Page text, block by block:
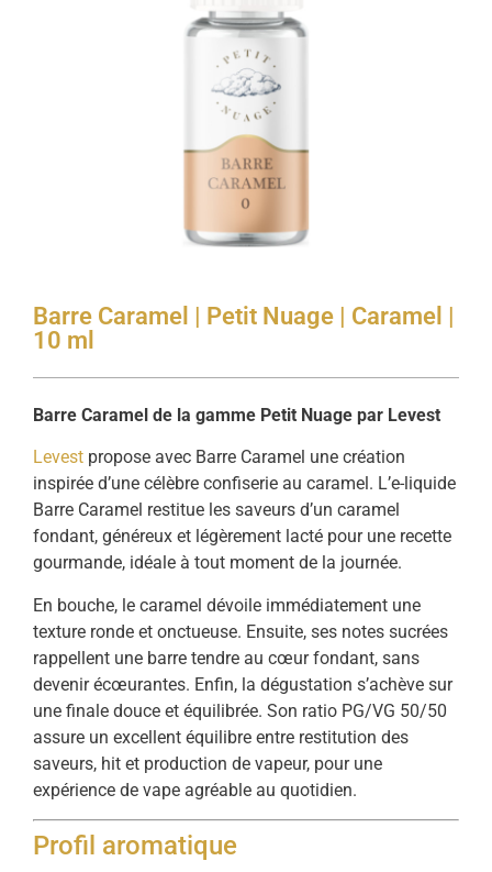
Barre Caramel | Petit Nuage | Caramel |
10 ml
Barre Caramel de la gamme Petit Nuage par Levest
Levest propose avec Barre Caramel une création
inspirée d’une célèbre confiserie au caramel. L’e-liquide
Barre Caramel restitue les saveurs d’un caramel
fondant, généreux et légèrement lacté pour une recette
gourmande, idéale à tout moment de la journée.
En bouche, le caramel dévoile immédiatement une
texture ronde et onctueuse. Ensuite, ses notes sucrées
rappellent une barre tendre au cœur fondant, sans
devenir écœurantes. Enfin, la dégustation s’achève sur
une finale douce et équilibrée. Son ratio PG/VG 50/50
assure un excellent équilibre entre restitution des
saveurs, hit et production de vapeur, pour une
expérience de vape agréable au quotidien.
Profil aromatique